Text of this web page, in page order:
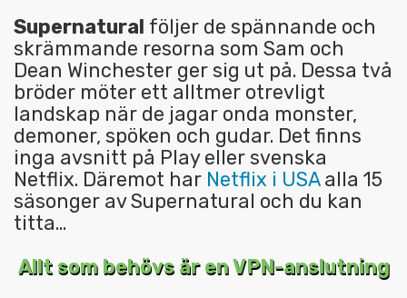
Supernatural följer de spännande och
skrämmande resorna som Sam och
Dean Winchester ger sig ut på. Dessa två
bröder möter ett alltmer otrevligt
landskap när de jagar onda monster,
demoner, spöken och gudar. Det finns
inga avsnitt på Play eller svenska
Netflix. Däremot har Netflix i USAalla 15
säsonger av Supernatural och du kan
titta…
Allt som behövs är en VPN-anslutning